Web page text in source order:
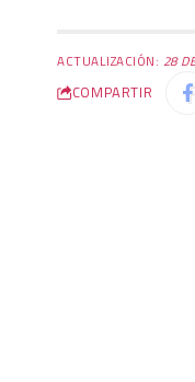
ACTUALIZACIÓN: 28
COMPARTIR